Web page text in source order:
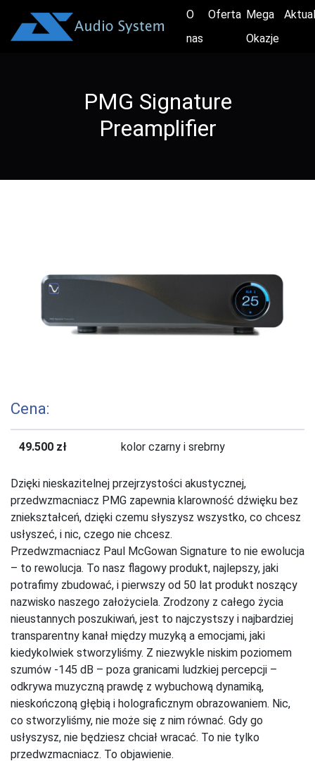
O
nas
Oferta Mega
Okazje
PMG Signature
Preamplifier
Cena:
49.500 zł kolor czarny i srebrny
Dzięki nieskazitelnej przejrzystości akustycznej,
przedwzmacniacz PMG zapewnia klarowność dźwięku bez
zniekształceń, dzięki czemu słyszysz wszystko, co chcesz
usłyszeć, i nic, czego nie chcesz.
Przedwzmacniacz Paul McGowan Signature to nie ewolucja
– to rewolucja. To nasz flagowy produkt, najlepszy, jaki
potrafimy zbudować, i pierwszy od 50 lat produkt noszący
nazwisko naszego założyciela. Zrodzony z całego życia
nieustannych poszukiwań, jest to najczystszy i najbardziej
transparentny kanał między muzyką a emocjami, jaki
kiedykolwiek stworzyliśmy. Z niezwykle niskim poziomem
szumów -145 dB – poza granicami ludzkiej percepcji –
odkrywa muzyczną prawdę z wybuchową dynamiką,
nieskończoną głębią i holograficznym obrazowaniem. Nic,
co stworzyliśmy, nie może się z nim równać. Gdy go
usłyszysz, nie będziesz chciał wracać. To nie tylko
przedwzmacniacz. To objawienie.